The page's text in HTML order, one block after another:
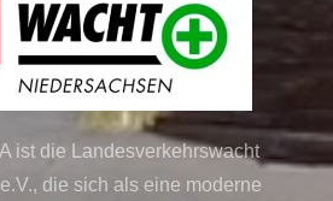
ist die Landesverkehrswacht
die sich als eine moderne